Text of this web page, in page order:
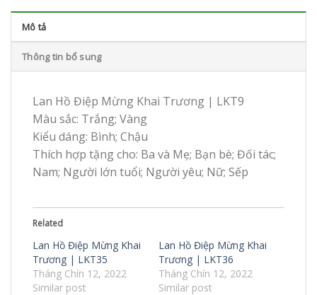
Mô tả
Thông tin bổ sung
Lan Hồ Điệp Mừng Khai Trương | LKT9
Màu sắc: Trắng; Vàng
Kiểu dáng: Bình; Chậu
Thích hợp tặng cho: Ba và Mẹ; Bạn bè; Đối tác;
Nam; Người lớn tuổi; Người yêu; Nữ; Sếp
Related
Lan Hồ Điệp Mừng Khai
Trương | LKT35
Tháng Chín 12, 2022
Similar post
Lan Hồ Điệp Mừng Khai
Trương | LKT36
Tháng Chín 12, 2022
Similar post